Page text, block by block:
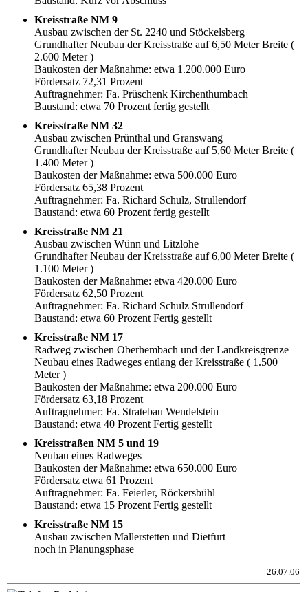
Kreisstraße NM 9
Ausbau zwischen der St. 2240 und Stöckelsberg
Grundhafter Neubau der Kreisstraße auf 6,50 Meter Breite (
2.600 Meter )
Baukosten der Maßnahme: etwa 1.200.000 Euro
Fördersatz 72,31 Prozent
Auftragnehmer: Fa. Prüschenk Kirchenthumbach
Baustand: etwa 70 Prozent fertig gestellt
Kreisstraße NM 32
Ausbau zwischen Prünthal und Granswang
Grundhafter Neubau der Kreisstraße auf 5,60 Meter Breite (
1.400 Meter )
Baukosten der Maßnahme: etwa 500.000 Euro
Fördersatz 65,38 Prozent
Auftragnehmer: Fa. Richard Schulz, Strullendorf
Baustand: etwa 60 Prozent fertig gestellt
Kreisstraße NM 21
Ausbau zwischen Wünn und Litzlohe
Grundhafter Neubau der Kreisstraße auf 6,00 Meter Breite (
1.100 Meter )
Baukosten der Maßnahme: etwa 420.000 Euro
Fördersatz 62,50 Prozent
Auftragnehmer: Fa. Richard Schulz Strullendorf
Baustand: etwa 60 Prozent Fertig gestellt
Kreisstraße NM 17
Radweg zwischen Oberhembach und der Landkreisgrenze
Neubau eines Radweges entlang der Kreisstraße ( 1.500
Meter )
Baukosten der Maßnahme: etwa 200.000 Euro
Fördersatz 63,18 Prozent
Auftragnehmer: Fa. Stratebau Wendelstein
Baustand: etwa 40 Prozent Fertig gestellt
Kreisstraßen NM 5 und 19
Neubau eines Radweges
Baukosten der Maßnahme: etwa 650.000 Euro
Fördersatz etwa 61 Prozent
Auftragnehmer: Fa. Feierler, Röckersbühl
Baustand: etwa 15 Prozent Fertig gestellt
Kreisstraße NM 15
Ausbau zwischen Mallerstetten und Dietfurt
noch in Planungsphase
26.07.06